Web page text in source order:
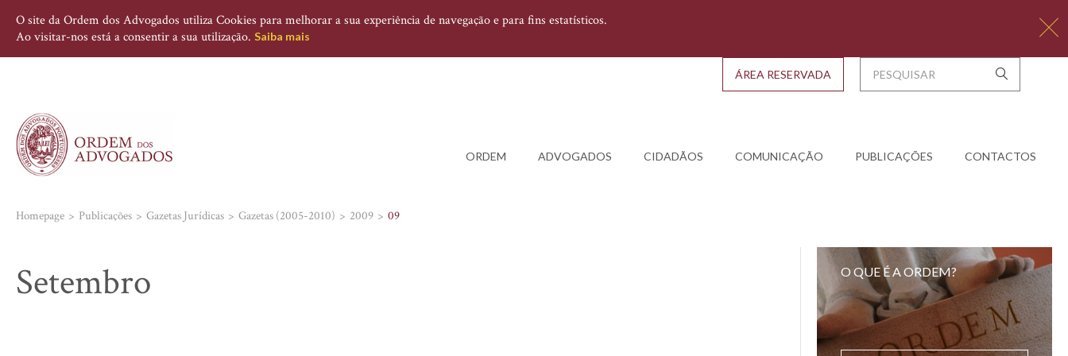
O site da Ordem dos Advogados utiliza Cookies para melhorar a sua experiência de navegação e para fins estatísticos.
Ao visitar-nos está a consentir a sua utilização. Saiba mais
ORDEM ADVOGADOS CIDADÃOS COMUNICAÇÃO PUBLICAÇÕES CONTACTOS
ÁREA RESERVADA
Homepage Publicações Gazetas Jurídicas Gazetas (2005-2010) 2009 09
Setembro O QUE É A ORDEM?